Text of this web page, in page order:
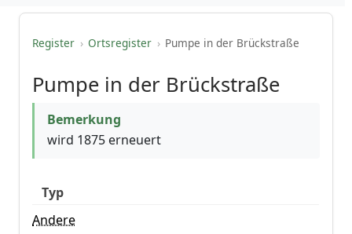
Register › Ortsregister › Pumpe in der Brückstraße
Pumpe in der Brückstraße
Bemerkung
wird 1875 erneuert
Typ
Andere